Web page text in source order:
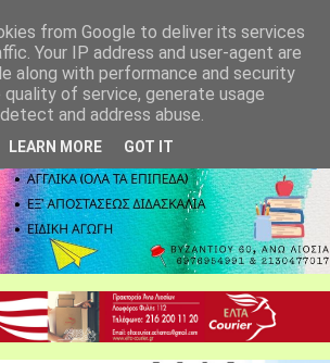
from Google to deliver its services
Your IP address and user-agent are
along with performance and security
of service, generate usage
and address abuse.
LEARN MORE GOT IT